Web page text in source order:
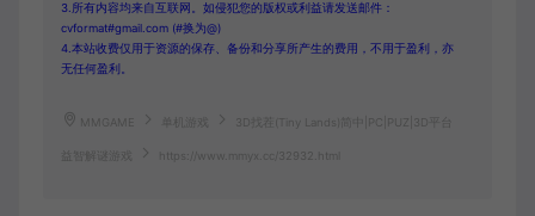
3.所有内容均来自互联网。如侵犯您的版权或利益请发送邮件：
cvformat#gmail.com (#换为@)
4.本站收费仅用于资源的保存、备份和分享所产生的费用，不用于盈利，亦
无任何盈利。
MMGAME 3D找茬(Tiny Lands)简中|PC|PUZ|3D平台
https://www.mmyx.cc/32932.html